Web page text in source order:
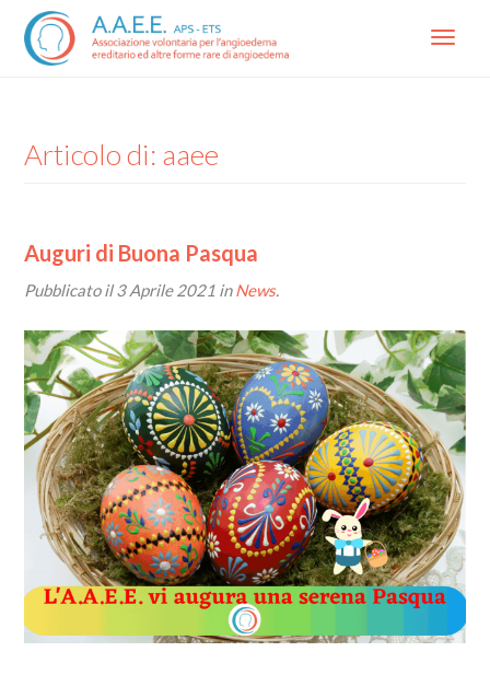
Menu
Articolo di: aaee
Auguri di Buona Pasqua
Pubblicato il3 Aprile 2021 inNews.